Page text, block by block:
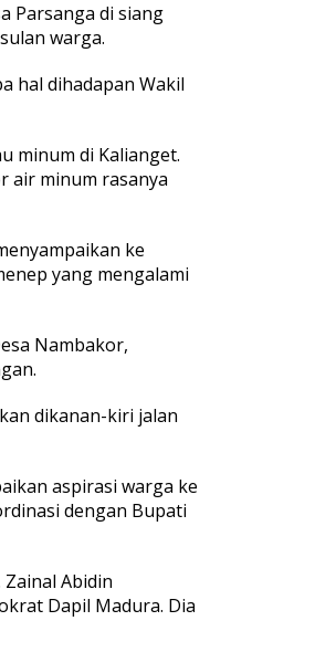
Parsanga di siang
warga.
hal dihadapan Wakil
minum di Kalianget.
air minum rasanya
ke
yang mengalami
Nambakor,
dikanan-kiri jalan
aspirasi warga ke
dengan Bupati
Abidin
Dapil Madura. Dia